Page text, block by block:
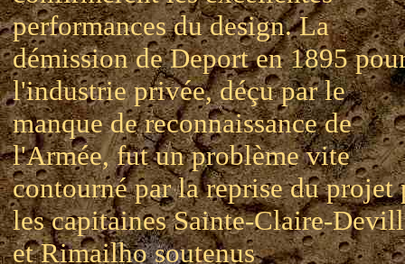
performances du design. La
démission de Deport en 1895
l'industrie privée, déçu par le
manque de reconnaissance de
l'Armée, fut un problème vite
contourné par la reprise du projet
les capitaines Sainte-Claire-
et Rimailho soutenus